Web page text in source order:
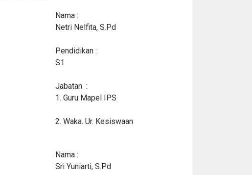
Nama :
Netri Nelfita, S.Pd
Pendidikan :
S1
Jabatan :
1. Guru Mapel IPS
2. Waka. Ur. Kesiswaan
Nama :
Sri Yuniarti, S.Pd